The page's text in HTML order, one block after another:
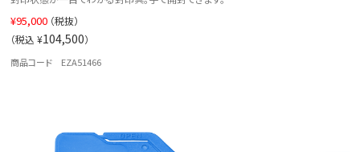
¥95,000 （税抜）
（税込 ¥104,500）
商品コード EZA51466